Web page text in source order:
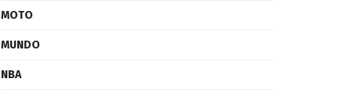
MOTO
MUNDO
NBA